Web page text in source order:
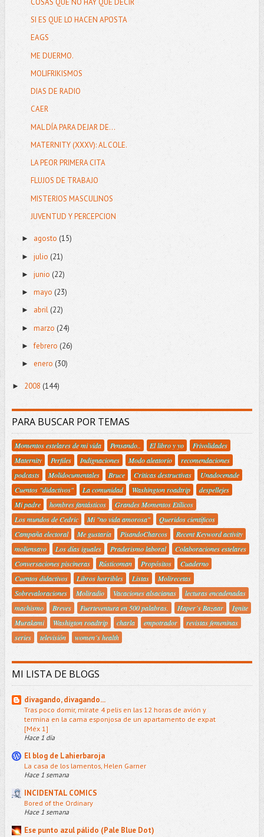
SI ES QUE LO HACEN APOSTA
EAGS
ME DUERMO.
MOLIFRIKISMOS
DIAS DE RADIO
CAER
MAL DÍA PARA DEJAR DE...
MATERNITY (XXXV): AL COLE.
LA PEOR PRIMERA CITA
FLUJOS DE TRABAJO
MISTERIOS MASCULINOS
JUVENTUD Y PERCEPCION
► agosto (15)
► julio (21)
► junio (22)
► mayo (23)
► abril(22)
► marzo (24)
►febrero (26)
► enero (30)
► 2008 (144)
PARA BUSCAR POR TEMAS
Momentos estelares de mi vida Pensando.. El libro y yo
Frivolidades
Maternity
Perfiles Indignaciones Modo aleatorio
recomendaciones
podcasts
Molidocumentales Bruce Criticas destructivas
Unadocenade
Cuentos "didactivos"
La comunidad Washington roadtrip
despellejes
Mi padre
hombres fantásticos
Grandes Momentos Etílicos
Los mundos de Cedric
Mi "no vida amorosa"
Queridos científicos
Campaña electoral
Me gustaría PisandoCharcos
Recent Keyword activity
moliensayo
Los días iguales Praderismo laboral
Colaboraciones estelares
Conversaciones piscineras
Rústicoman Propósitos
Cuaderno
Cuentos didactivos
Libros horribles Listas
Molirecetas
Sobrevaloraciones
Moliradio Vacaciones alsacianas
lecturas encadenadas
machismo
Breves Fuerteventura en 500 palabras. Haper´s Bazaar
Ignite
Murakami
Washigton roadtrip charla empotrador
revistas femeninas
series
televisión women´s health
MI LISTA DE BLOGS
divagando, divagando...
Tras poco domir, mírate 4 pelis en las 12 horas de avión y
termina en la cama esponjosa de un apartamento de expat
[Méx 1]
Hace 1 día
El blog de Lahierbaroja
La casa de los lamentos, Helen Garner
Hace 1 semana
INCIDENTAL COMICS
Bored of the Ordinary
Hace 1 semana
Ese punto azul pálido (Pale Blue Dot)